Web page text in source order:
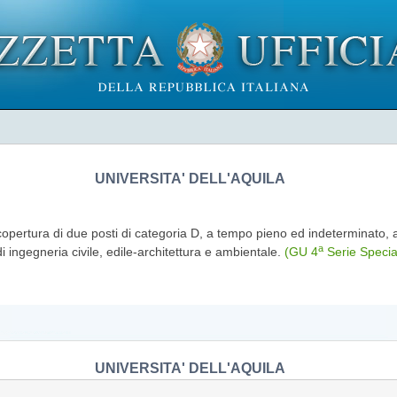
UNIVERSITA' DELL'AQUILA
di due posti di categoria D, a tempo pieno ed indeterminato,
civile, edile-architettura e ambientale. (GU 4a Serie
UNIVERSITA' DELL'AQUILA